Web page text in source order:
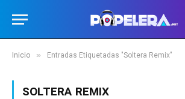
Inicio » Entradas Etiquetadas "Soltera Remix"
SOLTERA REMIX